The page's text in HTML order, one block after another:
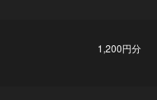
1,200円分